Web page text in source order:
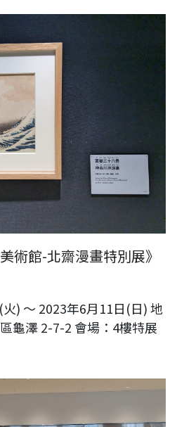
術館-北齋漫畫特別展》
) 〜 2023年6月11日(日) 地
龜澤 2-7-2 會場：4樓特展